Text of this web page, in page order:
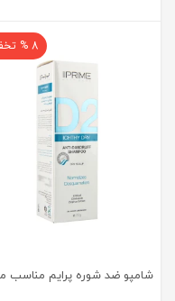
8 % تخفیف